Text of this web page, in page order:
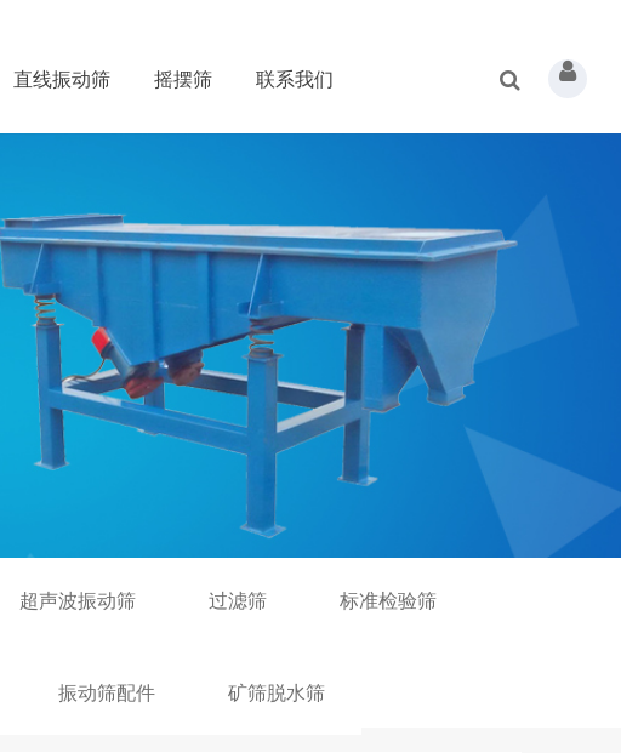
直线振动筛 摇摆筛 联系我们
超声波振动筛 过滤筛 标准检验筛
振动筛配件 矿筛脱水筛